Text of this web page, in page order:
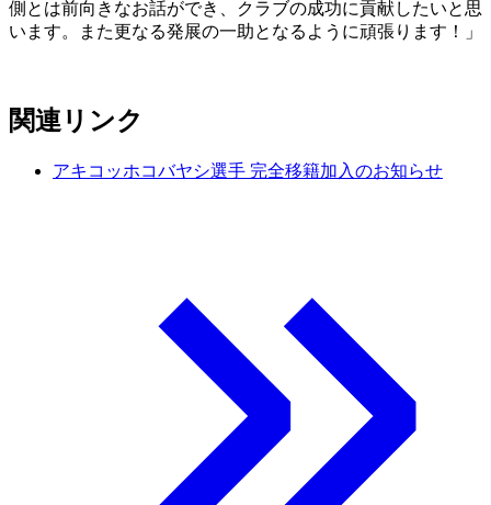
側とは前向きなお話ができ、クラブの成功に貢献したいと思
います。また更なる発展の一助となるように頑張ります！」
関連リンク
アキコッホコバヤシ選手 完全移籍加入のお知らせ